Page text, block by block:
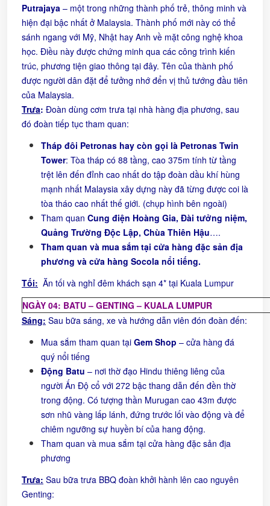
Putrajaya – một trong những thành phố trẻ, thông minh và
hiện đại bậc nhất ở Malaysia. Thành phố mới này có thể
sánh ngang với Mỹ, Nhật hay Anh về mặt công nghệ khoa
học. Điều này được chứng minh qua các công trình kiến
trúc, phương tiện giao thông tại đây. Tên của thành phố
được người dân đặt để tưởng nhớ đển vị thủ tướng đầu tiên
của Malaysia.
Trưa: Đoàn dùng cơm trưa tại nhà hàng địa phương, sau
đó đoàn tiếp tục tham quan:
Tháp đôi Petronas hay còn gọi là Petronas Twin
Tower: Tòa tháp có 88 tầng, cao 375m tính từ tầng
trệt lên đến đỉnh cao nhất do tập đoàn dầu khí hùng
mạnh nhất Malaysia xây dựng này đã từng được coi là
tòa tháo cao nhất thế giới. (chụp hình bên ngoài)
Tham quan Cung điện Hoàng Gia, Đài tưởng niệm,
Quảng Trường Độc Lập, Chùa Thiên Hậu….
Tham quan và mua sắm tại cửa hàng đặc sản địa
phương và cửa hàng Socola nổi tiếng.
Tối: Ăn tối và nghỉ đêm khách sạn 4* tại Kuala Lumpur
NGÀY 04: BATU – GENTING – KUALA
Sáng: Sau bữa sáng, xe và hướng dẫn viên đón đoàn đến:
Mua sắm tham quan tại Gem Shop – cửa hàng đá
quý nổi tiếng
Động Batu – nơi thờ đạo Hindu thiêng liêng của
người Ấn Độ cổ với 272 bậc thang dẫn đến đền thờ
trong động. Có tượng thần Murugan cao 43m được
sơn nhũ vàng lấp lánh, đứng trước lối vào động và để
chiêm ngưỡng sự huyền bí của hang động.
Tham quan và mua sắm tại cửa hàng đặc sản địa
phương
Trưa: Sau bữa trưa BBQ đoàn khởi hành lên cao nguyên
Genting: